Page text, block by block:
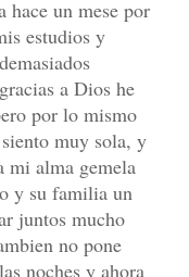
hace un mese por
estudios y
a Dios he
por lo mismo
muy sola, y
mi alma gemela
y su familia un
juntos mucho
no pone
noches y ahora